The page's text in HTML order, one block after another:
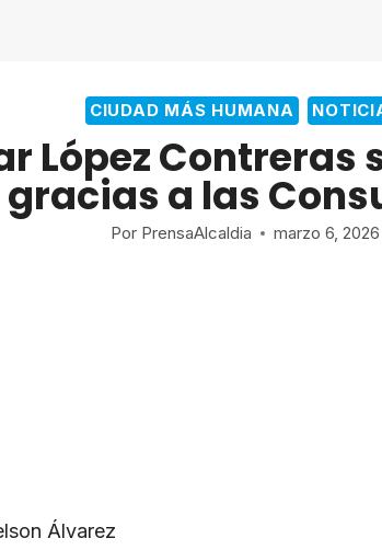
CIUDAD MÁS HUMANA
López Contreras
a las
Por PrensaAlcaldia marzo 6, 2026
Álvarez